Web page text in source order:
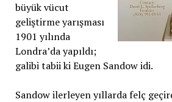
büyük vücut
geliştirme yarışması
1901 yılında
Londra’da yapıldı;
galibi tabii ki Eugen Sandow idi.
Sandow ilerleyen yıllarda felç